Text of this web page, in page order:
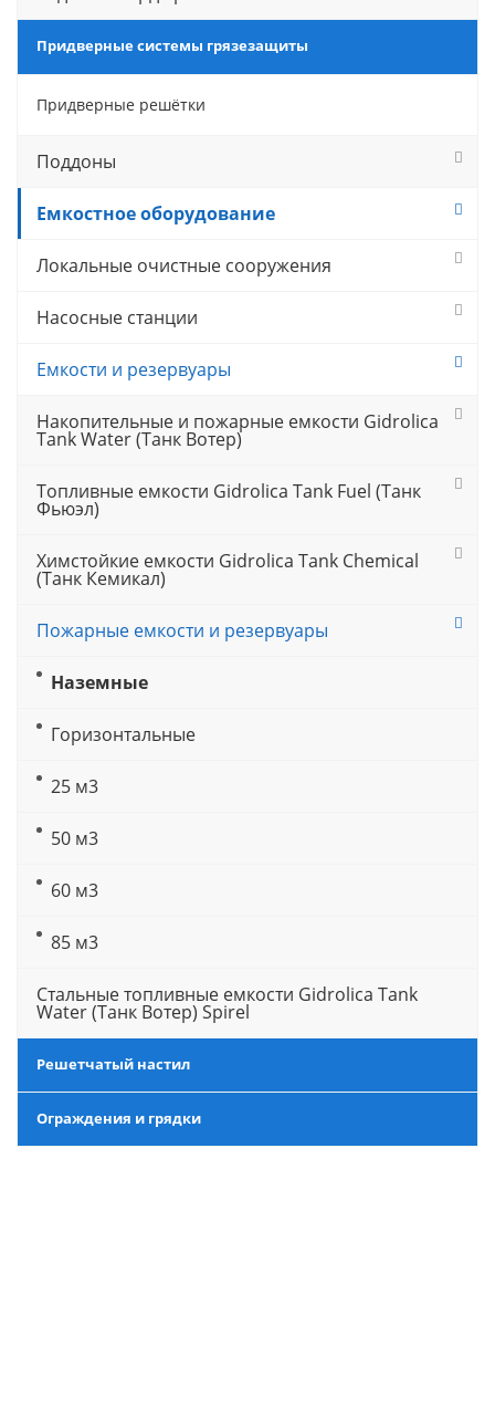
Придверные системы грязезащиты
Придверные решётки
Поддоны
Емкостное оборудование
Локальные очистные сооружения
Насосные станции
Емкости и резервуары
Накопительные и пожарные емкости Gidrolica
Tank Water (Танк Вотер)
Топливные емкости Gidrolica Tank Fuel (Танк
Фьюэл)
Химстойкие емкости Gidrolica Tank Chemical
(Танк Кемикал)
Пожарные емкости и резервуары
Наземные
Горизонтальные
25 м3
50 м3
60 м3
85 м3
Стальные топливные емкости Gidrolica Tank
Water (Танк Вотер) Spirel
Решетчатый настил
Ограждения и грядки